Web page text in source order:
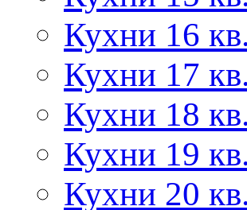
Кухни 16
Кухни 17
Кухни 18
Кухни 19
Кухни 20